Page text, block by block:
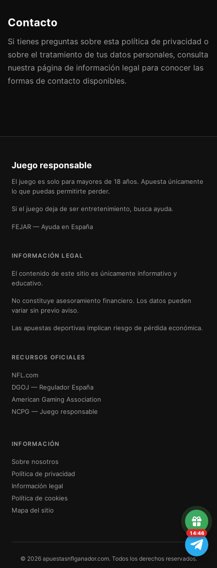
Contacto
Si tienes preguntas sobre esta política de privacidad o
sobre el tratamiento de tus datos personales, consulta
nuestra página de información legal para conocer las
formas de contacto disponibles.
Juego responsable
El juego es solo para mayores de 18 años. Apuesta únicamente
lo que puedas permitirte perder.
Si el juego deja de ser entretenimiento, busca ayuda.
FEJAR — Ayuda en España
INFORMACIÓN LEGAL
El contenido de este sitio es únicamente informativo y
educativo.
No constituye asesoramiento financiero. Los datos pueden
variar sin previo aviso.
Las apuestas deportivas implican riesgo de pérdida económica.
RECURSOS OFICIALES
NFL.com
DGOJ — Regulador España
American Gaming Association
NCPG — Juego responsable
INFORMACIÓN
Sobre nosotros
Política de privacidad
Información legal
Política de cookies
Mapa del sitio
© 2026 apuestasnflganador.com. Todos los derechos reservados.
14:46